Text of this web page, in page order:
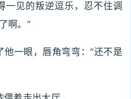
一见的叛逆逗乐，忍不住调
啊。”
他一眼，唇角弯弯：“还不是